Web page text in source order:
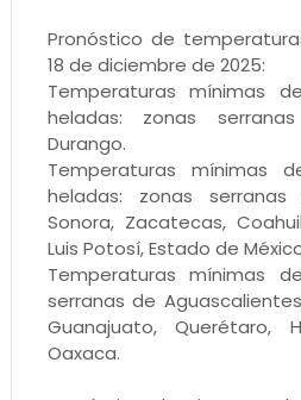
Pronóstico de
18 de diciembre de 2025:
Temperaturas mínimas
heladas: zonas
Durango.
Temperaturas
heladas: zonas
Sonora, Zacatecas,
Luis Potosí, Estado de
Temperaturas mínimas
serranas de
Guanajuato, Querétaro,
Oaxaca.